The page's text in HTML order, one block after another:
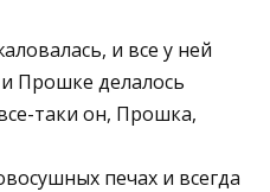
и все у ней
Прошке делалось
таки он, Прошка,
печах и всегда